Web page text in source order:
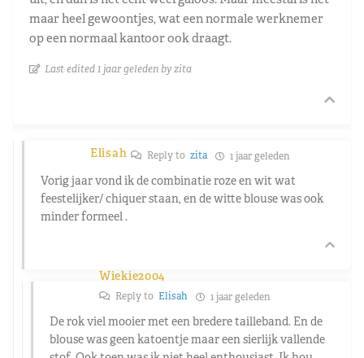
maar heel gewoontjes, wat een normale werknemer
op een normaal kantoor ook draagt.
Last edited 1 jaar geleden by zita
Elisah Reply tozita 1 jaar geleden
Vorig jaar vond ik de combinatie roze en wit wat
feestelijker/ chiquer staan, en de witte blouse was ook
minder formeel .
Wiekie2004
Reply to Elisah 1 jaar geleden
De rok viel mooier met een bredere tailleband. En de
blouse was geen katoentje maar een sierlijk vallende